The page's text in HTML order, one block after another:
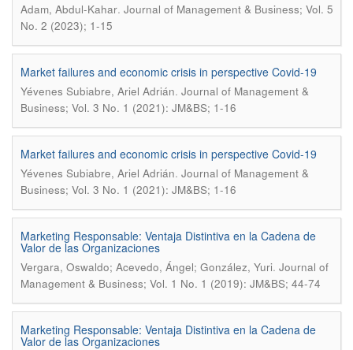
Adam, Abdul-Kahar. Journal of Management & Business; Vol. 5
No. 2 (2023); 1-15
Market failures and economic crisis in perspective Covid-19
Yévenes Subiabre, Ariel Adrián. Journal of Management &
Business; Vol. 3 No. 1 (2021): JM&BS; 1-16
Market failures and economic crisis in perspective Covid-19
Yévenes Subiabre, Ariel Adrián. Journal of Management &
Business; Vol. 3 No. 1 (2021): JM&BS; 1-16
Marketing Responsable: Ventaja Distintiva en la Cadena de
Valor de las Organizaciones
Vergara, Oswaldo; Acevedo, Ángel; González, Yuri. Journal of
Management & Business; Vol. 1 No. 1 (2019): JM&BS; 44-74
Marketing Responsable: Ventaja Distintiva en la Cadena de
Valor de las Organizaciones